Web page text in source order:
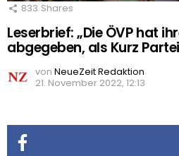
833 Shares
Leserbrief: „Die ÖVP hat
abgegeben, als Kurz
von NeueZeit Redaktion
21. November 2022, 12:13